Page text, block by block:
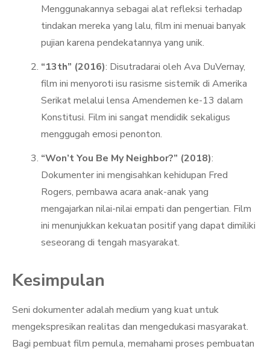
Menggunakannya sebagai alat refleksi terhadap
tindakan mereka yang lalu, film ini menuai banyak
pujian karena pendekatannya yang unik.
“13th” (2016): Disutradarai oleh Ava DuVernay,
film ini menyoroti isu rasisme sistemik di Amerika
Serikat melalui lensa Amendemen ke-13 dalam
Konstitusi. Film ini sangat mendidik sekaligus
menggugah emosi penonton.
“Won’t You Be My Neighbor?” (2018):
Dokumenter ini mengisahkan kehidupan Fred
Rogers, pembawa acara anak-anak yang
mengajarkan nilai-nilai empati dan pengertian. Film
ini menunjukkan kekuatan positif yang dapat dimiliki
seseorang di tengah masyarakat.
Kesimpulan
Seni dokumenter adalah medium yang kuat untuk
mengekspresikan realitas dan mengedukasi masyarakat.
Bagi pembuat film pemula, memahami proses pembuatan